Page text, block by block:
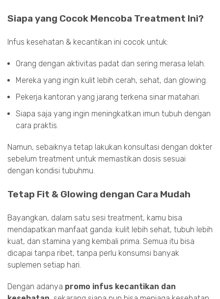
Siapa yang Cocok Mencoba Treatment Ini?
Infus kesehatan & kecantikan ini cocok untuk:
Orang dengan aktivitas padat dan sering merasa lelah.
Mereka yang ingin kulit lebih cerah, sehat, dan glowing.
Pekerja kantoran yang jarang terkena sinar matahari.
Siapa saja yang ingin meningkatkan imun tubuh dengan
cara praktis.
Namun, sebaiknya tetap lakukan konsultasi dengan dokter
sebelum treatment untuk memastikan dosis sesuai
dengan kondisi tubuhmu.
Tetap Fit & Glowing dengan Cara Mudah
Bayangkan, dalam satu sesi treatment, kamu bisa
mendapatkan manfaat ganda: kulit lebih sehat, tubuh lebih
kuat, dan stamina yang kembali prima. Semua itu bisa
dicapai tanpa ribet, tanpa perlu konsumsi banyak
suplemen setiap hari.
Dengan adanya promo infus kecantikan dan